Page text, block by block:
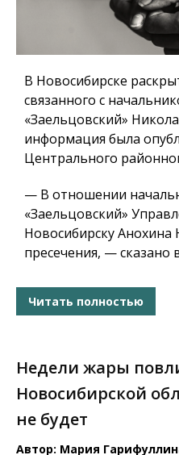
В Новосибирске
связанного с
«Заельцовский»
информация была
Центрального
— В отношении
«Заельцовский»
Новосибирску Анохина
пресечения, — сказано
Читать полностью
Недели жары
Новосибирской
не будет
Автор: Мария